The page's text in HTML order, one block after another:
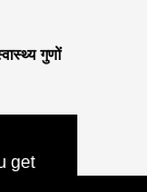
get
गुणों